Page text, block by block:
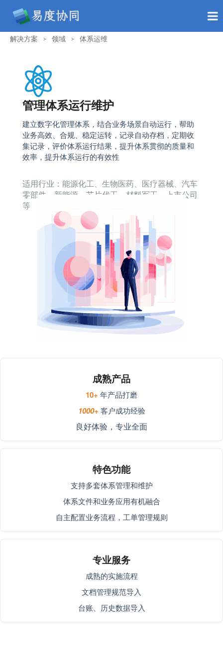
解决方案 > 领域 > 体系运维
管理体系运行维护
建立数字化管理体系，结合业务场景自动运行，帮助
业务高效、合规、稳定运转，记录自动存档，定期收
集记录，评价体系运行结果，提升体系贯彻的质量和
效率，提升体系运行的有效性
适用行业：能源化工、生物医药、医疗器械、汽车
零部件、新能源、芯片代工、材料军工、上市公司
等
成熟产品
10+ 年产品打磨
1000+ 客户成功经验
良好体验，专业全面
特色功能
支持多套体系管理和维护
体系文件和业务应用有机融合
自主配置业务流程，工单管理规则
专业服务
成熟的实施流程
文档管理规范导入
台账、历史数据导入